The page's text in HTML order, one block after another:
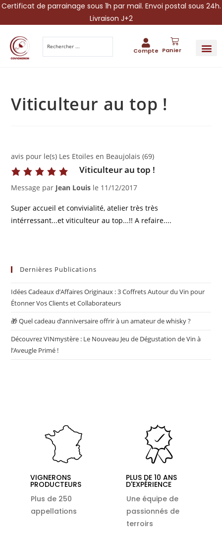
Certificat de parrainage sous 1h par mail. Envoi postal sous 24h.
Livraison J+2
Compte Panier
Viticulteur au top !
avis pour le(s) Les Etoiles en Beaujolais (69)
Viticulteur au top !
Message par Jean Louis le 11/12/2017
Super accueil et convivialité, atelier très très
intérressant...et viticulteur au top...!! A refaire....
Dernières Publications
Idées Cadeaux d’Affaires Originaux : 3 Coffrets Autour du Vin pour
Étonner Vos Clients et Collaborateurs
🎁 Quel cadeau d’anniversaire offrir à un amateur de whisky ?
Découvrez VINmystère : Le Nouveau Jeu de Dégustation de Vin à
l’Aveugle Primé !
VIGNERONS
PRODUCTEURS
Plus de 250
appellations
PLUS DE 10 ANS
D'EXPÉRIENCE
Une équipe de
passionnés de
terroirs